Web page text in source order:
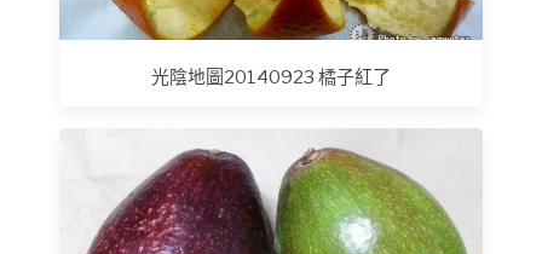
光陰地圖20140923 橘子紅了